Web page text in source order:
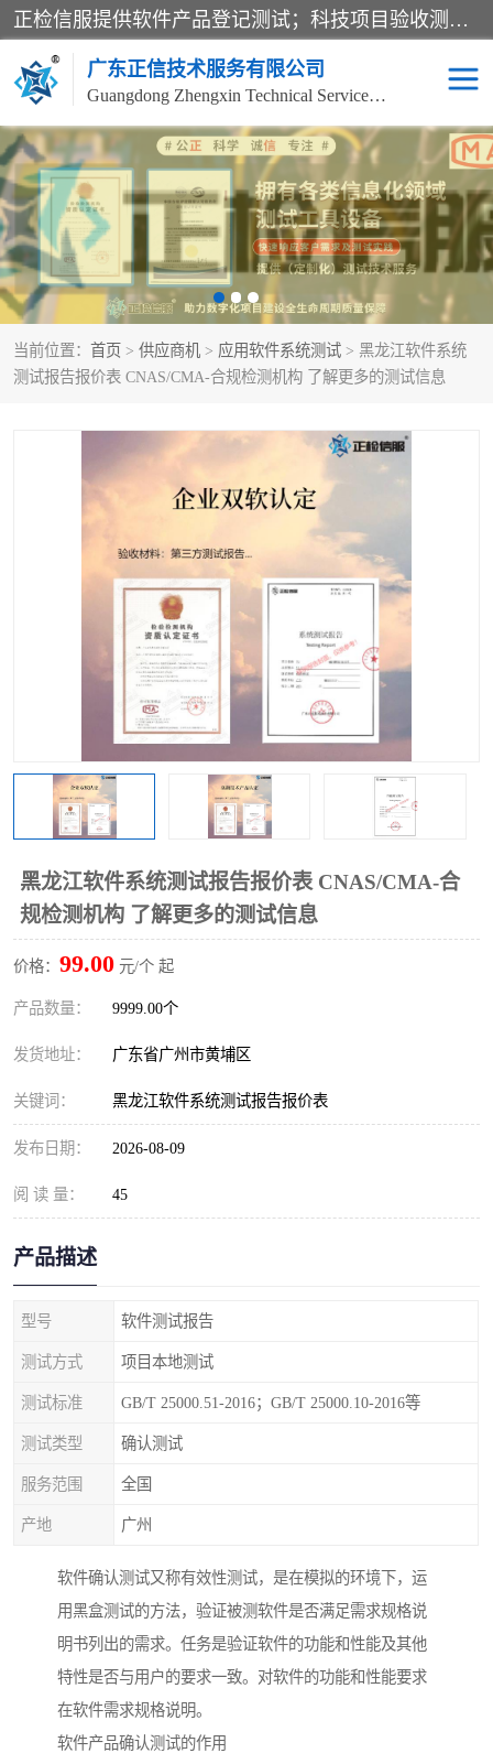
正检信服提供软件产品登记测试；科技项目验收测试；产品确认测试；功能测试；性能测试；安全测试；代码审计测试；漏洞扫描测试；渗透测试；风险评估测试；信息安全等级保护测评；双软认定；实验室建设质量体系建设；软件着作权、软件评测等服务。
广东正信技术服务有限公司
Guangdong Zhengxin Technical Service Co., Ltd
当前位置： 首页 > 供应商机 > 应用软件系统测试 > 黑龙江软件系统
测试报告报价表 CNAS/CMA-合规检测机构 了解更多的测试信息
黑龙江软件系统测试报告报价表 CNAS/CMA-合
规检测机构 了解更多的测试信息
价格： 99.00 元/个 起
产品数量： 9999.00个
发货地址： 广东省广州市黄埔区
关键词： 黑龙江软件系统测试报告报价表
发布日期： 2026-08-09
阅 读 量： 45
产品描述
型号 软件测试报告
测试方式 项目本地测试
测试标准 GB/T 25000.51-2016；GB/T 25000.10-2016等
测试类型 确认测试
服务范围 全国
产地 广州
软件确认测试又称有效性测试，是在模拟的环境下，运
用黑盒测试的方法，验证被测软件是否满足需求规格说
明书列出的需求。任务是验证软件的功能和性能及其他
特性是否与用户的要求一致。对软件的功能和性能要求
在软件需求规格说明。
软件产品确认测试的作用
电子政务验收测评 数字信息化验收测评
应用软件系统测试 信息系统漏洞扫描
科技成果鉴定测试 软件产品登记测试
信息安全风险评估 系统性能效率测试